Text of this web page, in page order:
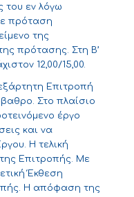
του εν λόγω
πρόταση
της
πρότασης. Στη Β’
12,00/15,00.
Επιτροπή
Στο πλαίσιο
έργο
και να
Η τελική
Επιτροπής. Με
Έκθεση
Η απόφαση της